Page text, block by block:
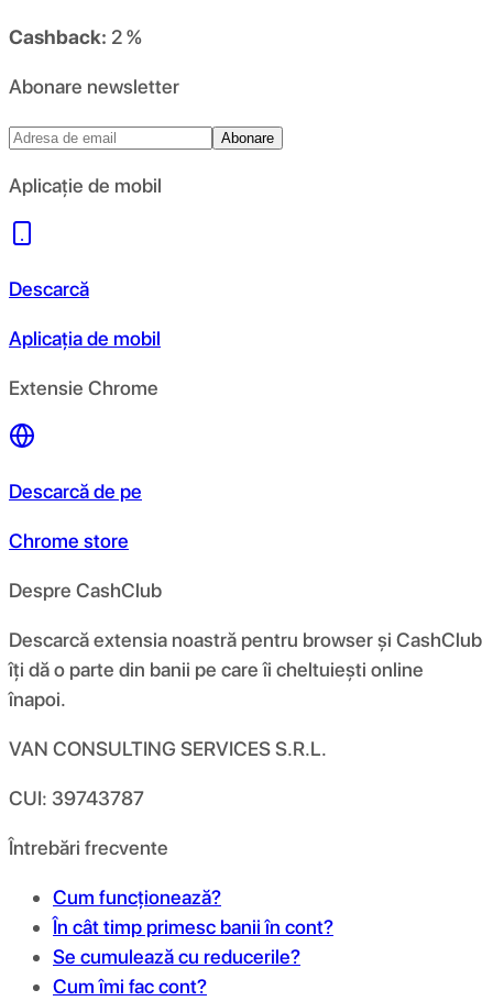
Cashback: 2 %
Abonare newsletter
Abonare
Aplicație de mobil
Descarcă
Aplicația de mobil
Extensie Chrome
Descarcă de pe
Chrome store
Despre CashClub
Descarcă extensia noastră pentru browser și CashClub
îți dă o parte din banii pe care îi cheltuiești online
înapoi.
VAN CONSULTING SERVICES S.R.L.
CUI: 39743787
Întrebări frecvente
Cum funcționează?
În cât timp primesc banii în cont?
Se cumulează cu reducerile?
Cum îmi fac cont?